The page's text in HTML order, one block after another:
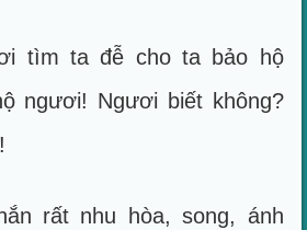
tìm ta đễ cho ta bảo hộ
ngươi! Ngươi biết không?
rất nhu hòa, song, ánh